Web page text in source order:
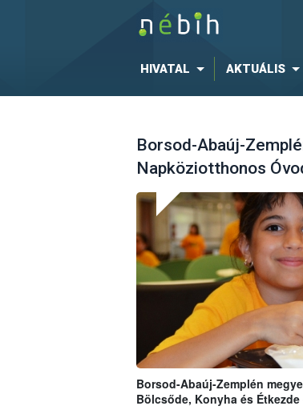
HIVATAL AKTUÁLIS
Borsod-Abaúj-
Napköziotthonos
Borsod-Abaúj-Zemplén
Bölcsőde, Konyha és Étkezde